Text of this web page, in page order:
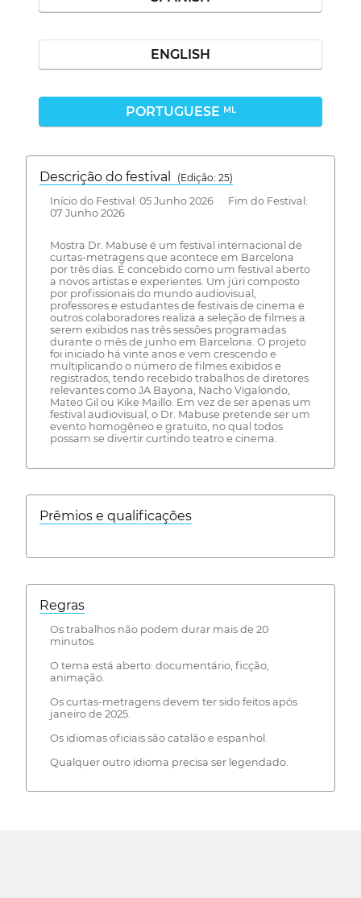
ENGLISH
PORTUGUESE ML
Descrição do festival
(Edição: 25)
Início do Festival: 05 Junho 2026 Fim do Festival:
07 Junho 2026
Mostra Dr. Mabuse é um festival internacional de
curtas-metragens que acontece em Barcelona
por três dias. É concebido como um festival aberto
a novos artistas e experientes. Um júri composto
por profissionais do mundo audiovisual,
professores e estudantes de festivais de cinema e
outros colaboradores realiza a seleção de filmes a
serem exibidos nas três sessões programadas
durante o mês de junho em Barcelona. O projeto
foi iniciado há vinte anos e vem crescendo e
multiplicando o número de filmes exibidos e
registrados, tendo recebido trabalhos de diretores
relevantes como JA Bayona, Nacho Vigalondo,
Mateo Gil ou Kike Maillo. Em vez de ser apenas um
festival audiovisual, o Dr. Mabuse pretende ser um
evento homogêneo e gratuito, no qual todos
possam se divertir curtindo teatro e cinema.
Prêmios e qualificações
Regras
Os trabalhos não podem durar mais de 20
minutos.
O tema está aberto: documentário, ficção,
animação.
Os curtas-metragens devem ter sido feitos após
janeiro de 2025.
Os idiomas oficiais são catalão e espanhol.
Qualquer outro idioma precisa ser legendado.